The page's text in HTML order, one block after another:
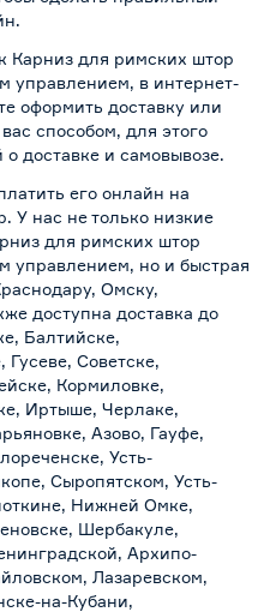
Карниз для римских штор
управлением, в интернет-
оформить доставку или
способом, для этого
о доставке и самовывозе.
его онлайн на
У нас не только низкие
для римских штор
управлением, но и быстрая
Омску,
доступна доставка до
Балтийске,
Советске,
Кормиловке,
Иртыше, Черлаке,
Азово, Гауфе,
Усть-
Сыропятском, Усть-
Нижней Омке,
Шербакуле,
Архипо-
Лазаревском,
на-Кубани,